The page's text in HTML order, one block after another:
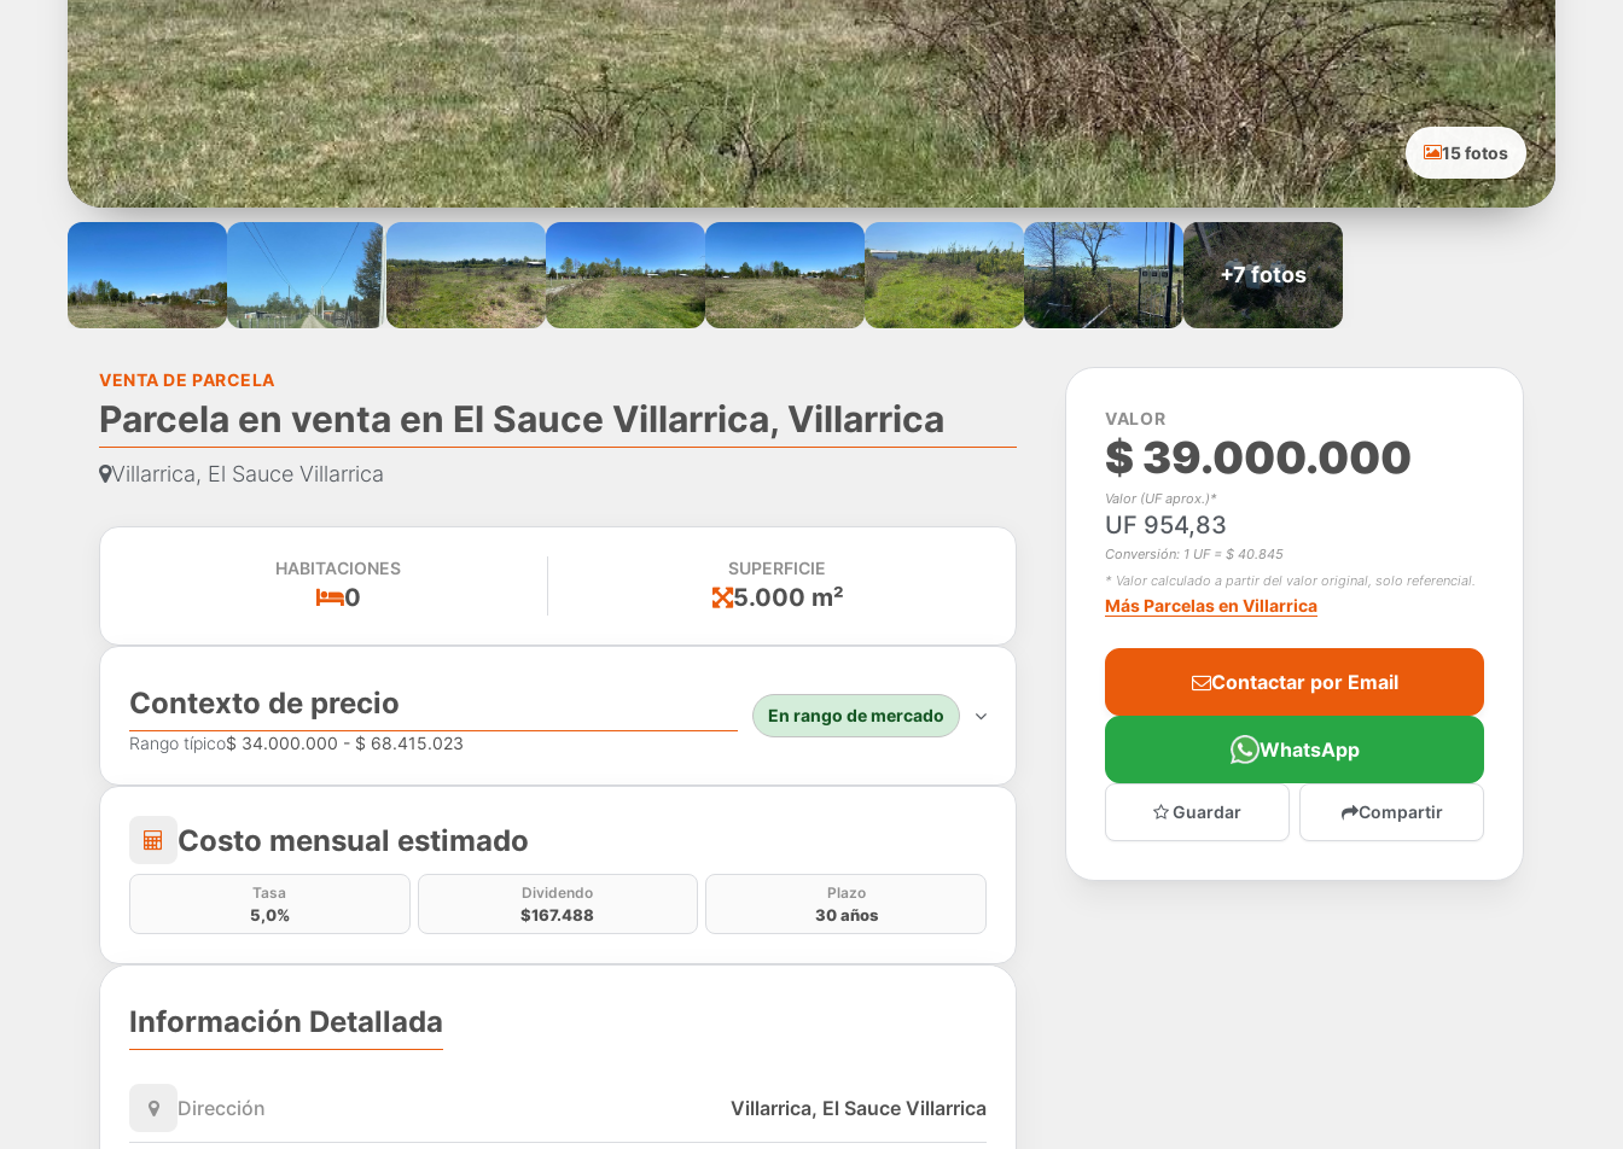
15 fotos
+7 fotos
VENTA DE PARCELA
Parcela en venta en El Sauce Villarrica, Villarrica
Villarrica, El Sauce Villarrica
HABITACIONES
0
SUPERFICIE
5.000 m²
Contexto de precio
Rango típico$ 34.000.000 - $ 68.415.023
En rango de mercado
Costo mensual estimado
Costo mensual estimado
Tasa
5,0%
Dividendo
$167.488
Plazo
30 años
Información Detallada
Dirección Villarrica, El Sauce Villarrica
VALOR
$ 39.000.000
Valor (UF aprox.)*
UF 954,83
Conversión: 1 UF = $ 40.845
* Valor calculado a partir del valor original, solo referencial.
Más Parcelas en Villarrica
Contactar por Email
WhatsApp
Guardar Compartir